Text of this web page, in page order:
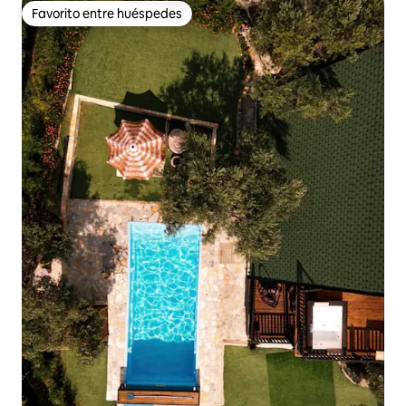
Favorito entre huéspedes
Favorito entre huéspedes